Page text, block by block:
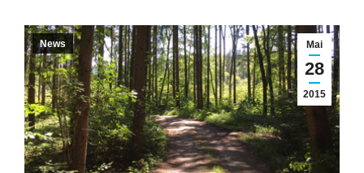
Mai
28
2015
News